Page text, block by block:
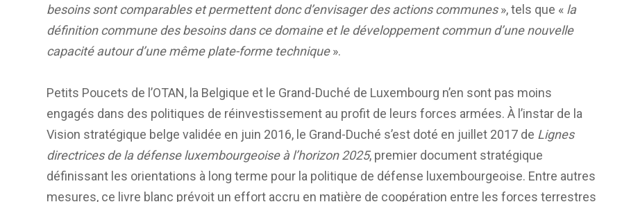
besoins sont comparables et permettent donc d’envisager des actions communes», tels que « la
définition commune des besoins dans ce domaine et le développement commun d’une nouvelle
capacité autour d’une même plate-forme technique».
Petits Poucets de l’OTAN, la Belgique et le Grand-Duché de Luxembourg n’en sont pas moins
engagés dans des politiques de réinvestissement au profit de leurs forces armées. À l’instar de la
Vision stratégique belge validée en juin 2016, le Grand-Duché s’est doté en juillet 2017 de Lignes
directrices de la défense luxembourgeoise à l’horizon 2025, premier document stratégique
définissant les orientations à long terme pour la politique de défense luxembourgeoise. Entre autres
mesures, ce livre blanc prévoit un effort accru en matière de coopération entre les forces terrestres